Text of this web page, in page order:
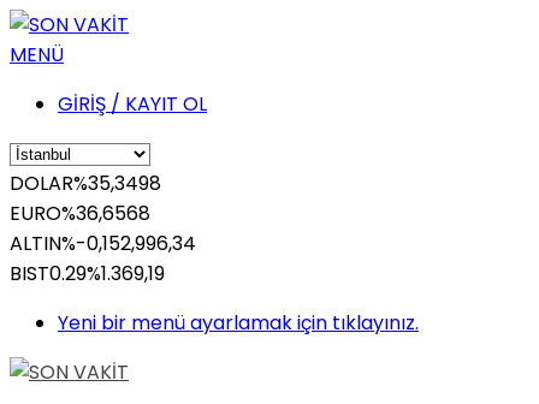
MENÜ
GİRİŞ / KAYIT OL
DOLAR%35,3498
EURO%36,6568
ALTIN%-0,152,996,34
BIST0.29%1.369,19
Yeni bir menü ayarlamak için tıklayınız.